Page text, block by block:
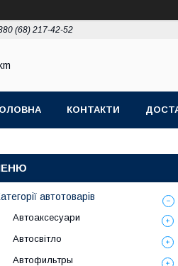
(68) 217-42-52
КОНТАКТИ
автотоварів
Автоаксесуари
Автосвітло
Автофильтры